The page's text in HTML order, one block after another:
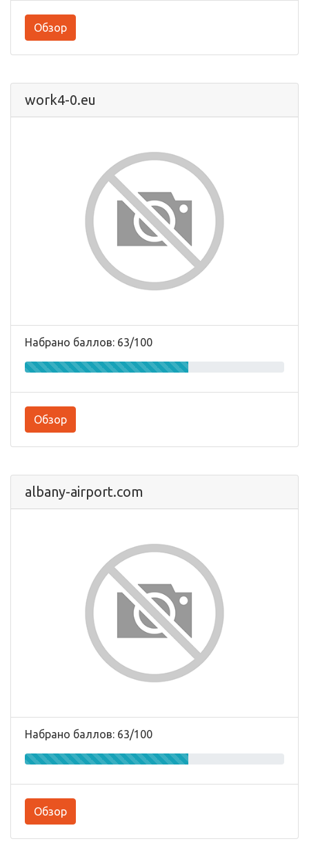
Обзор
work4-0.eu
Набрано баллов: 63/100
Обзор
albany-airport.com
Набрано баллов: 63/100
Обзор